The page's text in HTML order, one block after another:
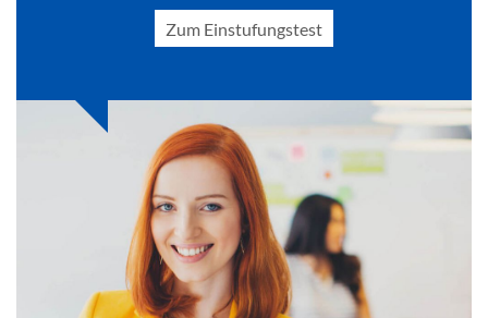
Zum Einstufungstest